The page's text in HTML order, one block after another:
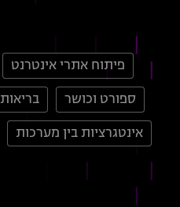
פיתוח אתרי אינטרנט
ספורט וכושר בריאות
אינטגרציות בין מערכות